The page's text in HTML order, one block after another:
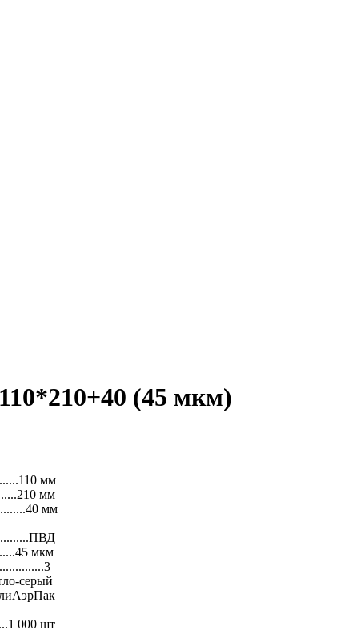
(45 мкм)
мм
мм
мм
мкм
серый
000 шт